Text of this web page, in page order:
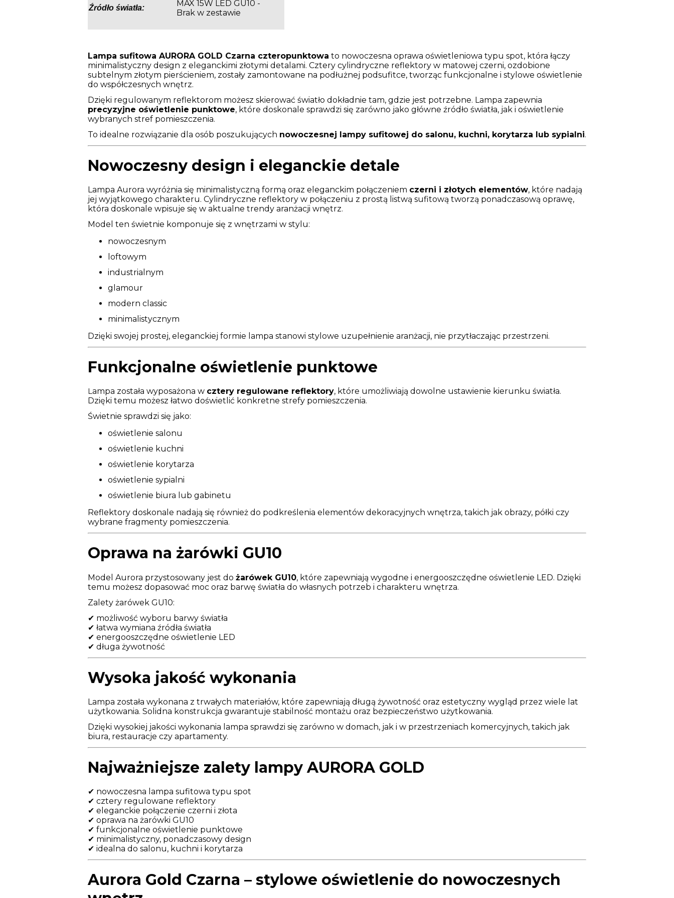
Źródło światła:
MAX 15W LED GU10 -
Brak w zestawie
Lampa sufitowa AURORA GOLD Czarna czteropunktowa to nowoczesna oprawa oświetleniowa typu spot, która łączy
minimalistyczny design z eleganckimi złotymi detalami. Cztery cylindryczne reflektory w matowej czerni, ozdobione
subtelnym złotym pierścieniem, zostały zamontowane na podłużnej podsufitce, tworząc funkcjonalne i stylowe oświetlenie
do współczesnych wnętrz.
Dzięki regulowanym reflektorom możesz skierować światło dokładnie tam, gdzie jest potrzebne. Lampa zapewnia
precyzyjne oświetlenie punktowe, które doskonale sprawdzi się zarówno jako główne źródło światła, jak i oświetlenie
wybranych stref pomieszczenia.
To idealne rozwiązanie dla osób poszukujących nowoczesnej lampy sufitowej do salonu, kuchni, korytarza lub sypialni.
Nowoczesny design i eleganckie detale
Lampa Aurora wyróżnia się minimalistyczną formą oraz eleganckim połączeniem czerni i złotych elementów, które nadają
jej wyjątkowego charakteru. Cylindryczne reflektory w połączeniu z prostą listwą sufitową tworzą ponadczasową oprawę,
która doskonale wpisuje się w aktualne trendy aranżacji wnętrz.
Model ten świetnie komponuje się z wnętrzami w stylu:
nowoczesnym
loftowym
industrialnym
glamour
modern classic
minimalistycznym
Dzięki swojej prostej, eleganckiej formie lampa stanowi stylowe uzupełnienie aranżacji, nie przytłaczając przestrzeni.
Funkcjonalne oświetlenie punktowe
Lampa została wyposażona w cztery regulowane reflektory, które umożliwiają dowolne ustawienie kierunku światła.
Dzięki temu możesz łatwo doświetlić konkretne strefy pomieszczenia.
Świetnie sprawdzi się jako:
oświetlenie salonu
oświetlenie kuchni
oświetlenie korytarza
oświetlenie sypialni
oświetlenie biura lub gabinetu
Reflektory doskonale nadają się również do podkreślenia elementów dekoracyjnych wnętrza, takich jak obrazy, półki czy
wybrane fragmenty pomieszczenia.
Oprawa na żarówki GU10
Model Aurora przystosowany jest do żarówek GU10, które zapewniają wygodne i energooszczędne oświetlenie LED. Dzięki
temu możesz dopasować moc oraz barwę światła do własnych potrzeb i charakteru wnętrza.
Zalety żarówek GU10:
✔ możliwość wyboru barwy światła
✔ łatwa wymiana źródła światła
✔ energooszczędne oświetlenie LED
✔ długa żywotność
Wysoka jakość wykonania
Lampa została wykonana z trwałych materiałów, które zapewniają długą żywotność oraz estetyczny wygląd przez wiele lat
użytkowania. Solidna konstrukcja gwarantuje stabilność montażu oraz bezpieczeństwo użytkowania.
Dzięki wysokiej jakości wykonania lampa sprawdzi się zarówno w domach, jak i w przestrzeniach komercyjnych, takich jak
biura, restauracje czy apartamenty.
Najważniejsze zalety lampy AURORA GOLD
✔ nowoczesna lampa sufitowa typu spot
✔ cztery regulowane reflektory
✔ eleganckie połączenie czerni i złota
✔ oprawa na żarówki GU10
✔ funkcjonalne oświetlenie punktowe
✔ minimalistyczny, ponadczasowy design
✔ idealna do salonu, kuchni i korytarza
Aurora Gold Czarna – stylowe oświetlenie do nowoczesnych